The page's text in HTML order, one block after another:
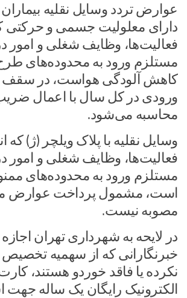
عوارض تردد وسایل نقلیه
دارای معلولیت جسمی و حرکتی
فعالیت‌ها، وظایف شغلی و امور
مستلزم ورود به محدوده‌های
کاهش آلودگی هواست، در سقف
محاسبه می‌شود.
وسایل نقلیه با پلاک ویلچر (ژ) که
فعالیت‌ها، وظایف شغلی و امور
مستلزم ورود به محدوده‌های
است، مشمول پرداخت عوارض
مصوبه نیست.
در لایحه به شهرداری تهران
خبرنگارانی که از سهمیه تخصیص
نکرده یا فاقد خوردو هستند،
الکترونیک رایگان یک ساله جهت